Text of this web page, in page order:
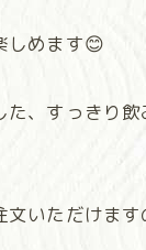
しめます😊
、すっきり
いただけま